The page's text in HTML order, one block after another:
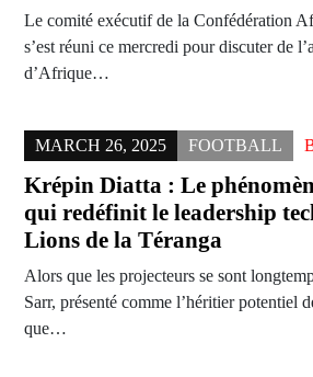
Le comité exécutif de la Confédération
s’est réuni ce mercredi pour discuter de
d’Afrique…
MARCH 26, 2025 FOOTBALL
Krépin Diatta : Le
qui redéfinit le leadership
Lions de la Téranga
Alors que les projecteurs se sont
Sarr, présenté comme l’héritier potentiel
que…